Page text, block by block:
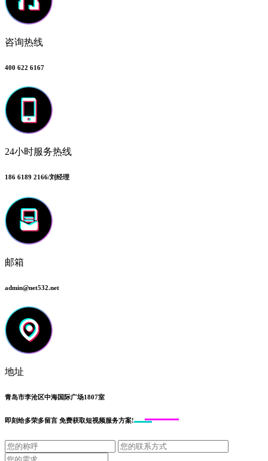
咨询热线
400 622 6167
24小时服务热线
186 6189 2166/刘经理
邮箱
admin@net532.net
地址
青岛市李沧区中海国际广场1807室
即刻给多荣多留言 免费获取短视频服务方案!